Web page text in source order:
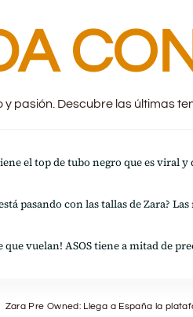
y pasión. Descubre las últimas
el top de tubo negro que es viral
pasando con las tallas de Zara?
que vuelan! ASOS tiene a mitad de
Zara Pre Owned: Llega a España la